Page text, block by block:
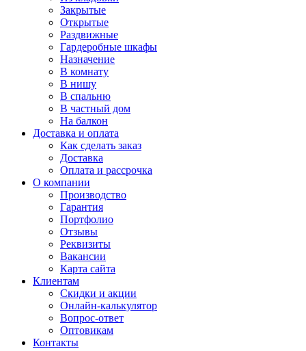
Закрытые
Открытые
Раздвижные
Гардеробные шкафы
Назначение
В комнату
В нишу
В спальню
В частный дом
На балкон
Доставка и оплата
Как сделать заказ
Доставка
Оплата и рассрочка
О компании
Производство
Гарантия
Портфолио
Отзывы
Реквизиты
Вакансии
Карта сайта
Клиентам
Скидки и акции
Онлайн-калькулятор
Вопрос-ответ
Оптовикам
Контакты